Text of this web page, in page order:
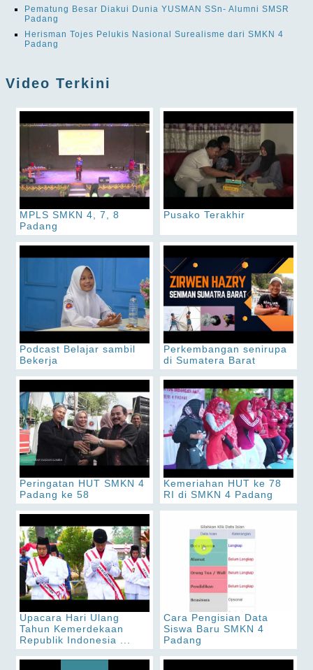
Pematung Besar Diakui Dunia YUSMAN SSn- Alumni SMSR
Padang
Herisman Tojes Pelukis Nasional Surealisme dari SMKN 4
Padang
Video Terkini
MPLS SMKN 4, 7, 8
Padang
Pusako Terakhir
Podcast Belajar sambil
Bekerja
Perkembangan senirupa
di Sumatera Barat
Peringatan HUT SMKN 4
Padang ke 58
Kemeriahan HUT ke 78
RI di SMKN 4 Padang
Upacara Hari Ulang
Tahun Kemerdekaan
Republik Indonesia ...
Cara Pengisian Data
Siswa Baru SMKN 4
Padang